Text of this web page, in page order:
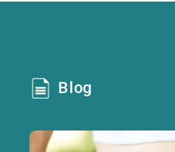
Blog